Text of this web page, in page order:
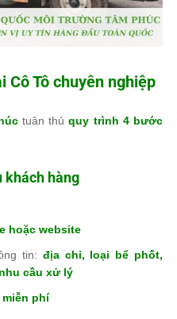
Cô Tô chuyên nghiệp
tuân thủquy trình 4 bước
khách hàng
hoặc website
tin: địa chỉ, loại bể phốt,
cầu xử lý
phí